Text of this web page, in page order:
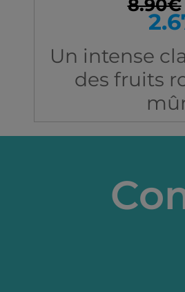
8.90€
Un intense
des fruits